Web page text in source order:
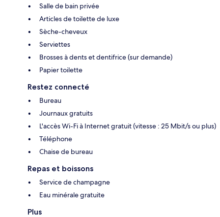
Salle de bain privée
Articles de toilette de luxe
Sèche-cheveux
Serviettes
Brosses à dents et dentifrice (sur demande)
Papier toilette
Restez connecté
Bureau
Journaux gratuits
L'accès Wi-Fi à Internet gratuit (vitesse : 25 Mbit/s ou plus)
Téléphone
Chaise de bureau
Repas et boissons
Service de champagne
Eau minérale gratuite
Plus